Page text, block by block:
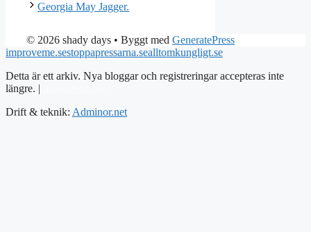
Georgia May Jagger.
© 2026 shady days • Byggt med GeneratePress
improveme.sestoppapressarna.sealltomkungligt.se
Detta är ett arkiv. Nya bloggar och registreringar accepteras inte
längre. |
Drift & teknik: Adminor.net